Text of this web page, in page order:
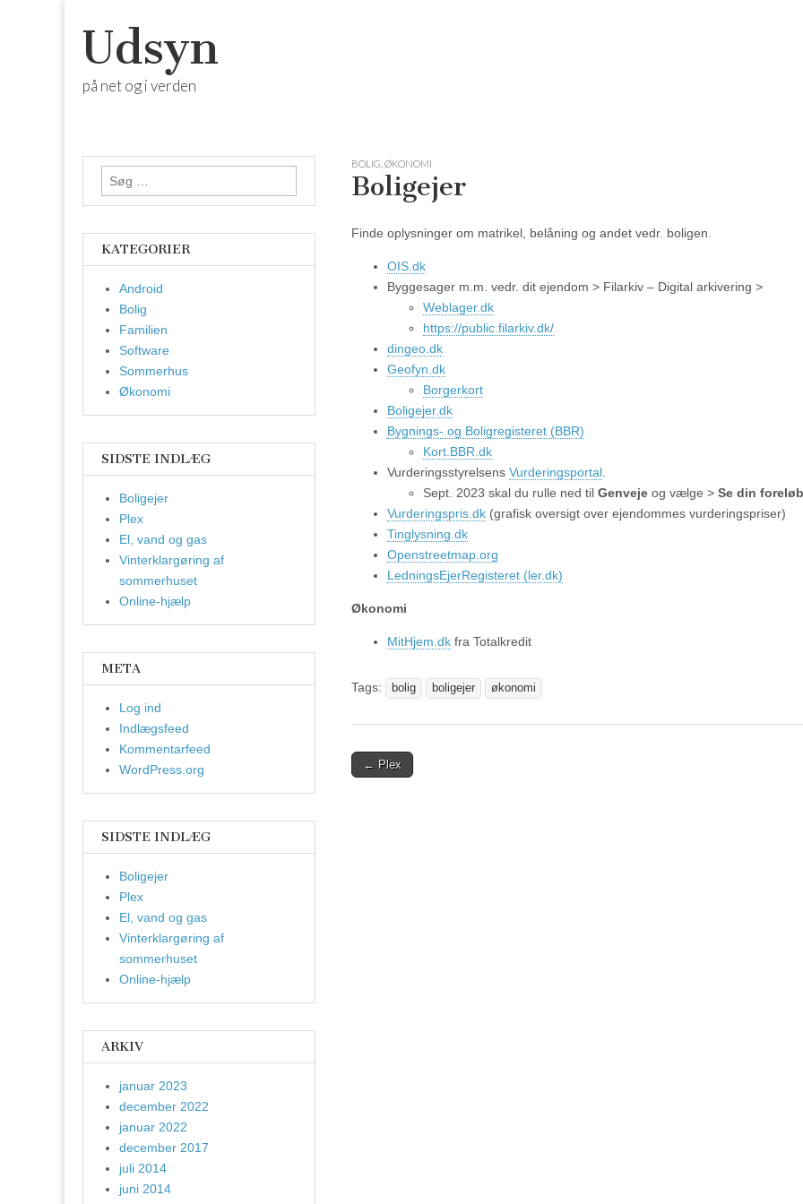
Udsyn
på net og i verden
menu
content
BOLIG ØKONOMI
Boligejer
Finde oplysninger om matrikel, belåning og andet vedr. boligen.
OIS.dk
Byggesager m.m. vedr. dit ejendom > Filarkiv – Digital arkivering >
Weblager.dk
https://public.filarkiv.dk/
dingeo.dk
Geofyn.dk
Borgerkort
Boligejer.dk
Bygnings- og Boligregisteret (BBR)
Kort.BBR.dk
Vurderingsstyrelsens Vurderingsportal
Sept. 2023 skal du rulle ned til Genveje og vælge > Se din
Vurderingspris.dk (grafisk oversigt over ejendommes vurderingspriser)
Tinglysning.dk
Openstreetmap.org
LedningsEjerRegisteret (ler.dk)
Økonomi
MitHjem.dk fra Totalkredit
Tags: bolig boligejer økonomi
Post
← Plex
Søg
efter:
KATEGORIER
Android
Bolig
Familien
Software
Sommerhus
Økonomi
SIDSTE INDLÆG
Boligejer
Plex
El, vand og gas
Vinterklargøring af
sommerhuset
Online-hjælp
META
Log ind
Indlægsfeed
Kommentarfeed
WordPress.org
SIDSTE INDLÆG
Boligejer
Plex
El, vand og gas
Vinterklargøring af
sommerhuset
Online-hjælp
ARKIV
januar 2023
december 2022
januar 2022
december 2017
juli 2014
juni 2014